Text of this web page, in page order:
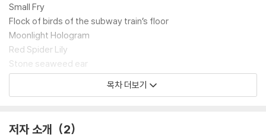
Small Fry
Flock of birds of the subway train’s floor
Moonlight Hologram
Red Spider Lily
Stone seaweed ear
Mask, 假面, 탈
Riding the upward escalator
목차 더보기
저자 소개 2